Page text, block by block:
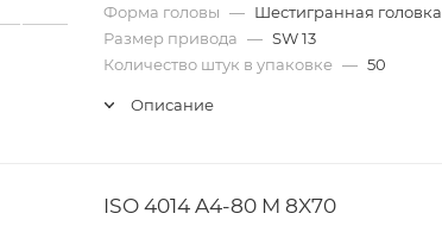
Форма головы — Шестигранная головка
Размер привода — SW 13
Количество штук в упаковке — 50
Описание
ISO 4014 A4-80 M 8X70